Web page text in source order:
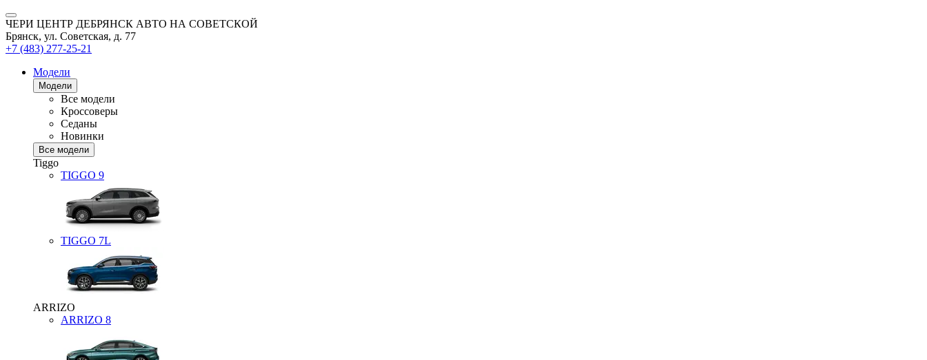
ЧЕРИ ЦЕНТР ДЕБРЯНСК АВТО НА СОВЕТСКОЙ
Брянск, ул. Советская, д. 77
+7 (483) 277-25-21
Модели
Модели
Все модели
Кроссоверы
Седаны
Новинки
Все модели
Tiggo
TIGGO 9
TIGGO 7L
ARRIZO
ARRIZO 8